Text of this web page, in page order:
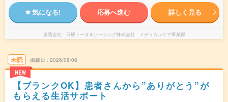
気になる! 応募へ進む 詳しく見る
派遣会社 日研トータルソーシング株式会社 メディカルケア事業部
未読
NEW
掲載日 2026/08/06
【ブランクOK】患者さんから”ありがとう”が
もらえる生活サポート